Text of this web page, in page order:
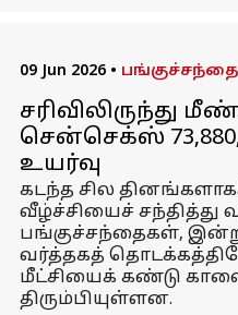
09 Jun 2026 •
சரிவிலிருந்து
சென்செக்ஸ் 73,880,
உயர்வு
கடந்த சில
வீழ்ச்சியைச் சந்தித்து
பங்குச்சந்தைகள்,
வர்த்தகத்
மீட்சியைக் கண்டு
திரும்பியுள்ளன.